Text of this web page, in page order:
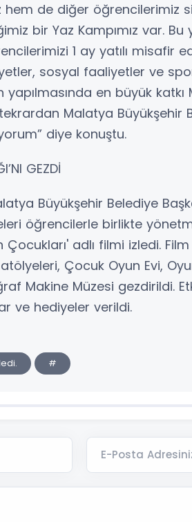
hem de diğer öğrencilerimiz
bir Yaz Kampımız var.
1 ay yatılı misafir
sosyal faaliyetler ve
en büyük
Malatya Büyükşehir
diye konuştu.
GEZDİ
Büyükşehir Belediye
öğrencilerle birlikte
Çocukları' adlı filmi izledi.
Çocuk Oyun Evi,
Makine Müzesi gezdirildi.
ve hediyeler verildi.
#
E-Posta